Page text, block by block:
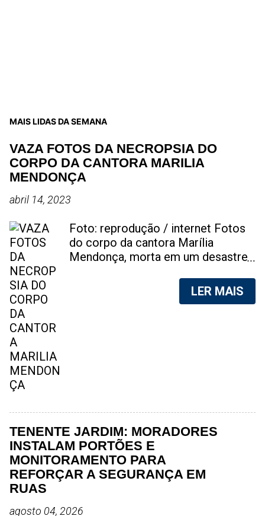
MAIS LIDAS DA SEMANA
VAZA FOTOS DA NECROPSIA DO
CORPO DA CANTORA MARILIA
MENDONÇA
abril 14, 2023
Foto: reprodução / internet Fotos
do corpo da cantora Marília
Mendonça, morta em um desastre
foram vazadas na internet. A
divulgação de fotos do corpo de
vendendo as fotos. Cada foto, no
valor de R$20 (Vinte reais). A
assessoria da família de Marília
Mendonça, se pronunciou sobre o
caso. "Estamos todos chocados,
só em imaginar a possibilidade de
LER MAIS
TENENTE JARDIM: MORADORES
INSTALAM PORTÕES E
MONITORAMENTO PARA
REFORÇAR A SEGURANÇA EM
RUAS
agosto 04, 2026